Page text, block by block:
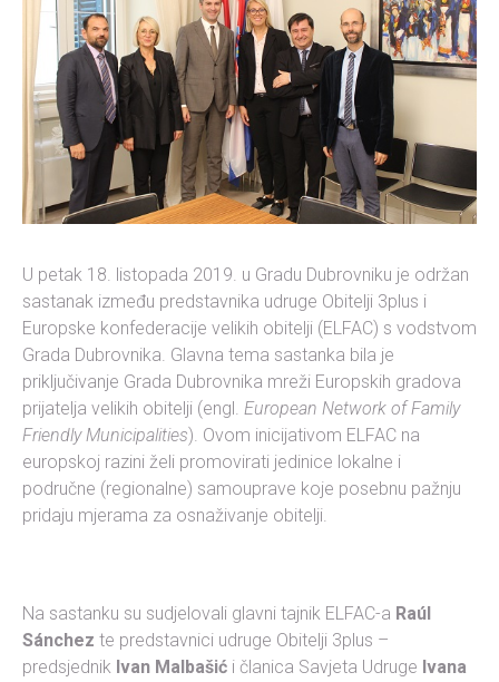
U petak 18. listopada 2019. u Gradu Dubrovniku je održan
sastanak između predstavnika udruge Obitelji 3plus i
Europske konfederacije velikih obitelji (ELFAC) s vodstvom
Grada Dubrovnika. Glavna tema sastanka bila je
priključivanje Grada Dubrovnika mreži Europskih gradova
prijatelja velikih obitelji (engl. European Network of Family
Friendly Municipalities). Ovom inicijativom ELFAC na
europskoj razini želi promovirati jedinice lokalne i
područne (regionalne) samouprave koje posebnu pažnju
pridaju mjerama za osnaživanje obitelji.
Na sastanku su sudjelovali glavni tajnik ELFAC-a Raúl
Sánchez te predstavnici udruge Obitelji 3plus –
predsjednik Ivan Malbašići članica Savjeta Udruge Ivana